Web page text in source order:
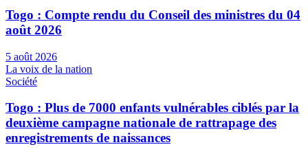
Togo : Compte rendu du Conseil des ministres du 04
août 2026
5 août 2026
La voix de la nation
Société
Togo : Plus de 7000 enfants vulnérables ciblés par la
deuxième campagne nationale de rattrapage des
enregistrements de naissances